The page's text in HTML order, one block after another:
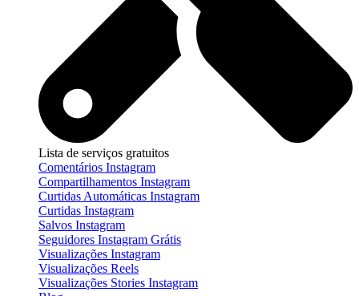
Lista de serviços gratuitos
Comentários Instagram
Compartilhamentos Instagram
Curtidas Automáticas Instagram
Curtidas Instagram
Salvos Instagram
Seguidores Instagram Grátis
Visualizações Instagram
Visualizações Reels
Visualizações Stories Instagram